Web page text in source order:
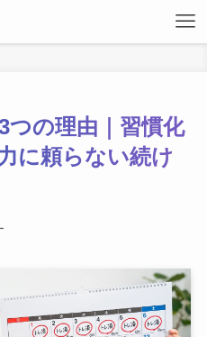
の理由｜習慣化
に頼らない続け